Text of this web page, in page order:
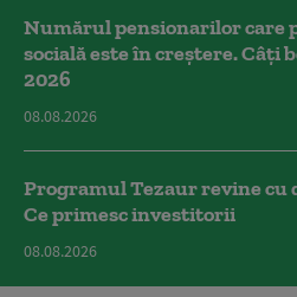
Numărul pensionarilor care
socială este în creștere. Câți
2026
08.08.2026
Programul Tezaur revine cu
Ce primesc investitorii
08.08.2026